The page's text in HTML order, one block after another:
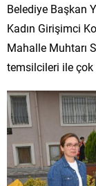
Belediye Başkan
Kadın Girişimci
Mahalle Muhtarı
temsilcileri ile çok